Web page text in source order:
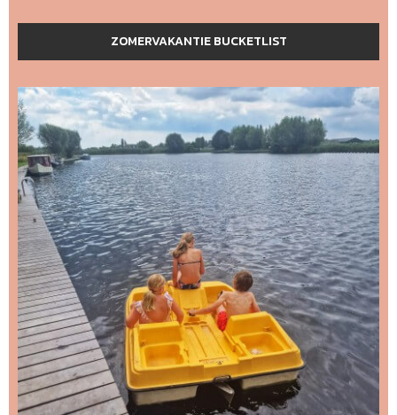
ZOMERVAKANTIE BUCKETLIST